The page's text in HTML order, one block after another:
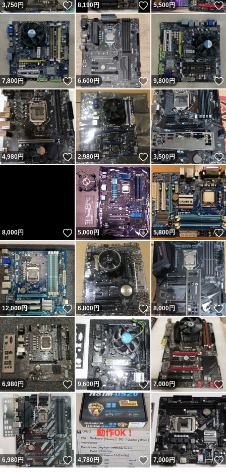
3,750円 いいね！
8,190円 いいね！
5,500円
7,800円 いいね！
6,600円 いいね！
9,800円
4,980円 いいね！
2,980円 いいね！
3,500円
8,000円 いいね！
5,000円 いいね！
5,800円
12,000円 いいね！
6,800円 いいね！
8,000円
6,980円 いいね！
9,600円 いいね！
7,000円
6,980円 いいね！
4,780円 いいね！
7,000円